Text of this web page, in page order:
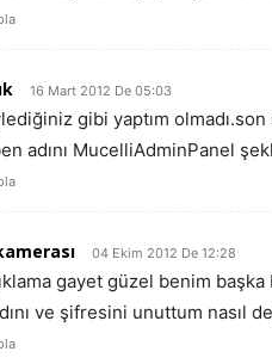
16 Mart 2012 De 05:03
gibi yaptım
adını MucelliAdminPanel
04 Ekim 2012 De 12:28
gayet güzel benim
ve şifresini unuttum nasıl